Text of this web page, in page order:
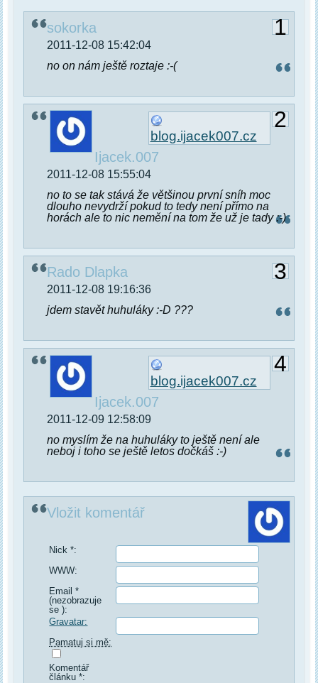
1
sokorka
2011-12-08 15:42:04
no on nám ještě roztaje :-(
2
blog.ijacek007.cz
Ijacek.007
2011-12-08 15:55:04
no to se tak stává že většinou první sníh moc
dlouho nevydrží pokud to tedy není přímo na
horách ale to nic nemění na tom že už je tady :-)
3
Rado Dlapka
2011-12-08 19:16:36
jdem stavět huhuláky :-D ???
4
blog.ijacek007.cz
Ijacek.007
2011-12-09 12:58:09
no myslím že na huhuláky to ještě není ale
neboj i toho se ještě letos dočkáš :-)
Vložit komentář
Nick *:
WWW:
Email *
(nezobrazuje
se ):
Gravatar:
Pamatuj si mě:
Komentář
článku *: